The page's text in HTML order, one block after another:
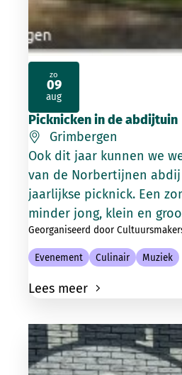
Picknicken in de abdijtuin
Grimbergen
Ook dit jaar kunnen we
van de Norbertijnen
jaarlijkse picknick. Een
minder jong, klein en
Georganiseerd door
Evenement Culinair Muziek
Lees meer
zo
09
aug
2026